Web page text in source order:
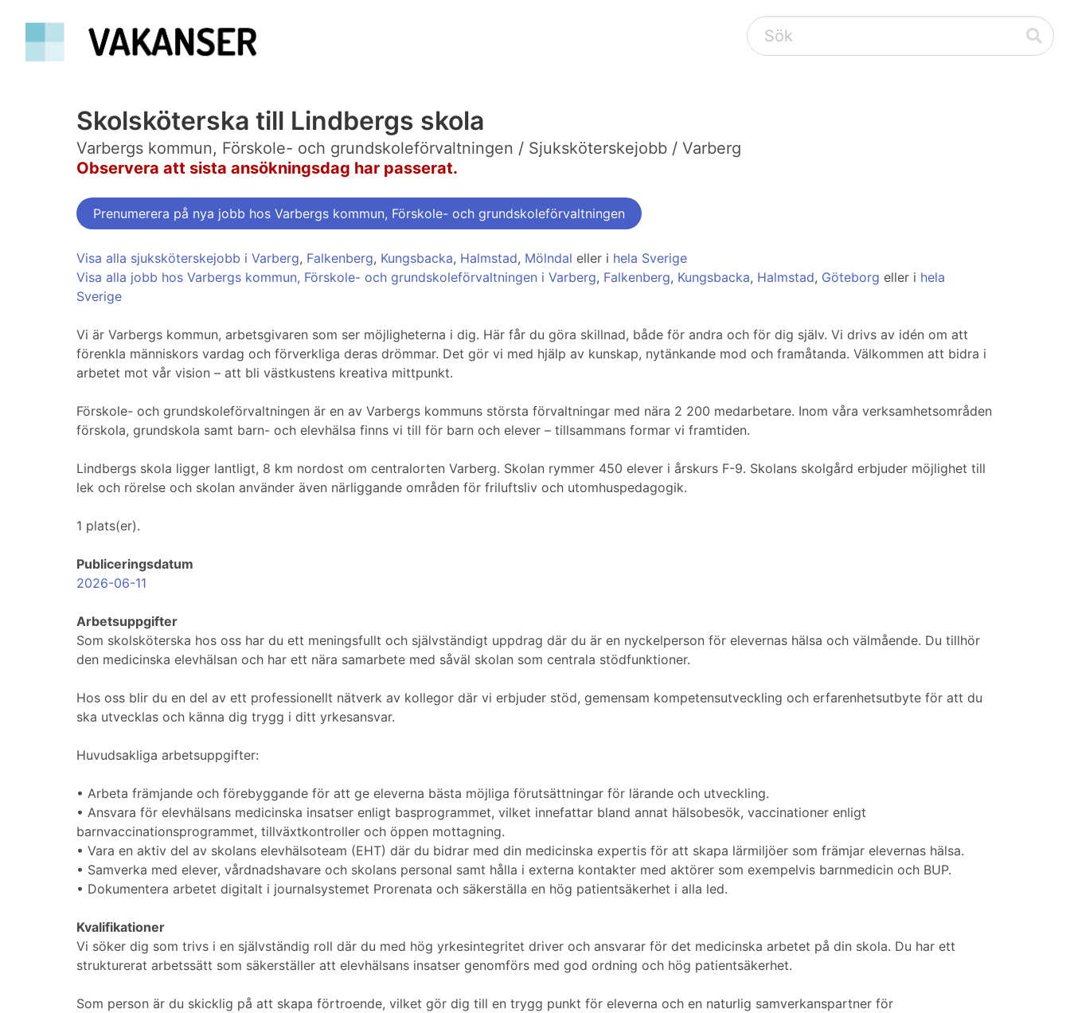
Skolsköterska till Lindbergs skola
Varbergs kommun, Förskole- och grundskoleförvaltningen / Sjuksköterskejobb / Varberg
Observera att sista ansökningsdag har passerat.
Prenumerera på nya jobb hos Varbergs kommun, Förskole- och grundskoleförvaltningen
Visa alla sjuksköterskejobb i Varberg, Falkenberg, Kungsbacka, Halmstad, Mölndal eller i hela Sverige
Visa alla jobb hos Varbergs kommun, Förskole- och grundskoleförvaltningen i Varberg, Falkenberg, Kungsbacka, Halmstad, Göteborg eller i hela
Sverige
Vi är Varbergs kommun, arbetsgivaren som ser möjligheterna i dig. Här får du göra skillnad, både för andra och för dig själv. Vi drivs av idén om att
förenkla människors vardag och förverkliga deras drömmar. Det gör vi med hjälp av kunskap, nytänkande mod och framåtanda. Välkommen att bidra i
arbetet mot vår vision – att bli västkustens kreativa mittpunkt.
Förskole- och grundskoleförvaltningen är en av Varbergs kommuns största förvaltningar med nära 2 200 medarbetare. Inom våra verksamhetsområden
förskola, grundskola samt barn- och elevhälsa finns vi till för barn och elever – tillsammans formar vi framtiden.
Lindbergs skola ligger lantligt, 8 km nordost om centralorten Varberg. Skolan rymmer 450 elever i årskurs F-9. Skolans skolgård erbjuder möjlighet till
lek och rörelse och skolan använder även närliggande områden för friluftsliv och utomhuspedagogik.
1 plats(er).
Publiceringsdatum
2026-06-11
Arbetsuppgifter
Som skolsköterska hos oss har du ett meningsfullt och självständigt uppdrag där du är en nyckelperson för elevernas hälsa och välmående. Du tillhör
den medicinska elevhälsan och har ett nära samarbete med såväl skolan som centrala stödfunktioner.
Hos oss blir du en del av ett professionellt nätverk av kollegor där vi erbjuder stöd, gemensam kompetensutveckling och erfarenhetsutbyte för att du
ska utvecklas och känna dig trygg i ditt yrkesansvar.
Huvudsakliga arbetsuppgifter:
• Arbeta främjande och förebyggande för att ge eleverna bästa möjliga förutsättningar för lärande och utveckling.
• Ansvara för elevhälsans medicinska insatser enligt basprogrammet, vilket innefattar bland annat hälsobesök, vaccinationer enligt
barnvaccinationsprogrammet, tillväxtkontroller och öppen mottagning.
• Vara en aktiv del av skolans elevhälsoteam (EHT) där du bidrar med din medicinska expertis för att skapa lärmiljöer som främjar elevernas hälsa.
• Samverka med elever, vårdnadshavare och skolans personal samt hålla i externa kontakter med aktörer som exempelvis barnmedicin och BUP.
• Dokumentera arbetet digitalt i journalsystemet Prorenata och säkerställa en hög patientsäkerhet i alla led.
Kvalifikationer
Vi söker dig som trivs i en självständig roll där du med hög yrkesintegritet driver och ansvarar för det medicinska arbetet på din skola. Du har ett
strukturerat arbetssätt som säkerställer att elevhälsans insatser genomförs med god ordning och hög patientsäkerhet.
Som person är du skicklig på att skapa förtroende, vilket gör dig till en trygg punkt för eleverna och en naturlig samverkanspartner för